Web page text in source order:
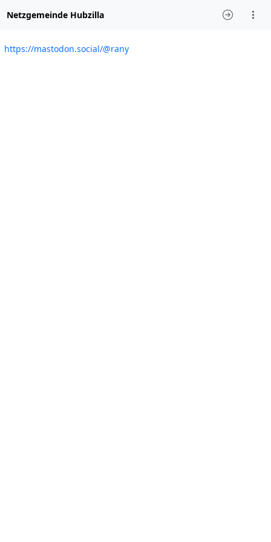
Netzgemeinde Hubzilla
https://mastodon.social/@rany